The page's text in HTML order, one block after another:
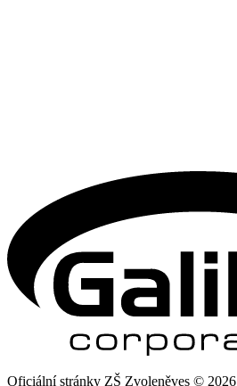
Oficiální stránky ZŠ Zvoleněves © 2026